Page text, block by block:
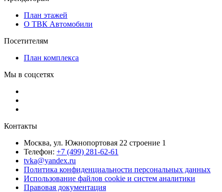
План этажей
О ТВК Автомобили
Посетителям
План комплекса
Мы в соцсетях
Контакты
Москва, ул. Южнопортовая 22 строение 1
Телефон: +7 (499) 281-62-61
tvka@yandex.ru
Политика конфиденциальности персональных данных
Использование файлов cookie и систем аналитики
Правовая документация